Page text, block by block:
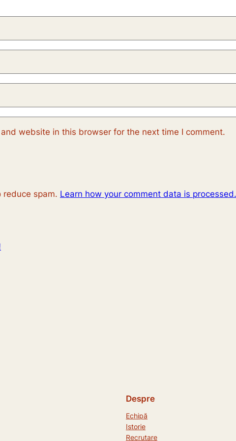
website in this browser for the next time I comment.
reduce spam. Learn how your comment data is processed.
Despre
Echipă
Istorie
Recrutare